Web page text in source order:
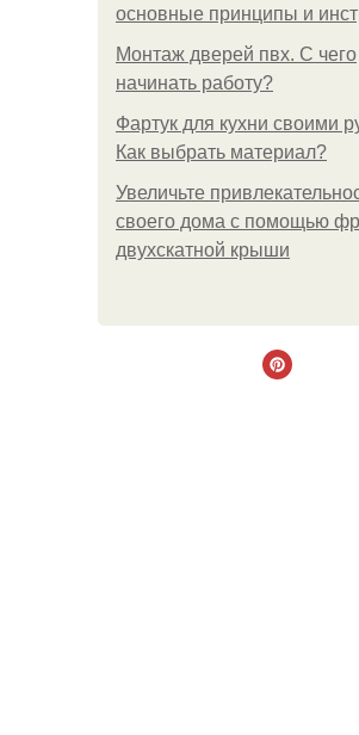
основные принципы и
Монтаж дверей пвх. С чего
начинать работу?
Фартук для кухни своими
Как выбрать материал?
Увеличьте
своего дома с помощью
двухскатной крыши